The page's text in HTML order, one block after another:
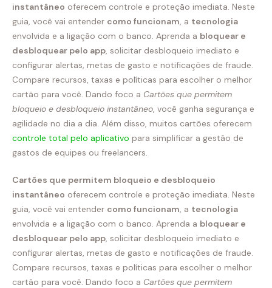
instantâneo oferecem controle e proteção imediata. Neste
guia, você vai entender como funcionam, a tecnologia
envolvida e a ligação com o banco. Aprenda a bloquear e
desbloquear pelo app, solicitar desbloqueio imediato e
configurar alertas, metas de gasto e notificações de fraude.
Compare recursos, taxas e políticas para escolher o melhor
cartão para você. Dando foco a Cartões que permitem
bloqueio e desbloqueio instantâneo, você ganha segurança e
agilidade no dia a dia. Além disso, muitos cartões oferecem
controle total pelo aplicativo para simplificar a gestão de
gastos de equipes ou freelancers.
Cartões que permitem bloqueio e desbloqueio
instantâneo oferecem controle e proteção imediata. Neste
guia, você vai entender como funcionam, a tecnologia
envolvida e a ligação com o banco. Aprenda a bloquear e
desbloquear pelo app, solicitar desbloqueio imediato e
configurar alertas, metas de gasto e notificações de fraude.
Compare recursos, taxas e políticas para escolher o melhor
cartão para você. Dando foco a Cartões que permitem